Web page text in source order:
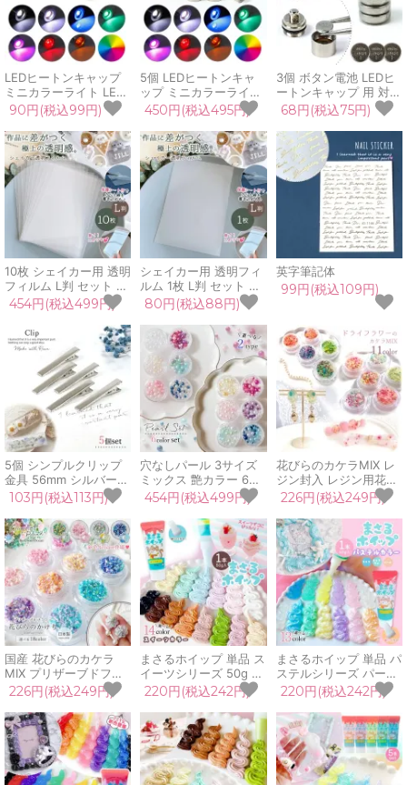
LEDヒートンキャップ
ミニカラーライト LED
ライト 電気 電球 光る
電灯 点灯 イルミネーシ
ョン 推し活 推し色 パ
ーツ UVレジン 手芸 ク
ラフト ハンドメイド
90円(税込99円)
5個 LEDヒートンキャ
ップ ミニカラーライト
LEDライト 電気 電球
光る 電灯 点灯 イルミ
ネーション 推し活 推し
色 パーツ UVレジン ク
ラフト ハンドメイド
450円(税込495円)
3個 ボタン電池 LEDヒ
ートンキャップ 用 対応
UVレジン LEDレジン
手芸 クラフト 資材 材
料 LR621H 364
SR621SW
68円(税込75円)
10枚 シェイカー用 透明
フィルム L判 セット 透
明シート カシャカシャ
専用 上質 保護フィルム
ppシート プラ板 シャ
カシャカ レジン クラフ
ト シール帳 シリコンモ
ールド
454円(税込499円)
シェイカー用 透明フィ
ルム 1枚 L判 セット 透
明シート カシャカシャ
専用 上質 保護フィルム
ppシート プラ板 シャ
カシャカ レジン クラフ
ト シール帳 シリコンモ
ールド
80円(税込88円)
英字筆記体
99円(税込109円)
5個 シンプルクリップ
金具 56mm シルバー
ヘアクリップ制作,ヘア
ピン クリップピン やっ
とこピン 髪留め 髪飾り
デコ土台 金属パーツ レ
ジン 手芸 クラフト レ
フィル
103円(税込113円)
穴なしパール 3サイズ
ミックス 艶カラー 6種
セット ケース入り ノン
ホール カラーパール 穴
無し ビーズ 容器 シェ
イカー シャカシャカ デ
コ UVレジン 手芸 クラ
フト
454円(税込499円)
花びらのカケラMIX レ
ジン封入 レジン用花材
小花 小さい ミックス
本物 押し花 欠片 小分
け 少量 細かい ケース
入り ネイル 封入パーツ
アクセサリー 手芸
226円(税込249円)
国産 花びらのカケラ
MIX プリザーブドフラ
ワー レジン封入素材 封
入パーツ 日本製 花材
本物 欠片 少量
GreenOceanオリジナ
ルブレンド♪
226円(税込249円)
まさるホイップ 単品 ス
イーツシリーズ 50g ホ
イップデコクリーム ク
ラフト ミニチュアスイ
ーツ 推し活 手芸
GreenOceanオリジナ
ル♪
220円(税込242円)
まさるホイップ 単品 パ
ステルシリーズ パール
クリア ラメ入り 50g
ホイップデコクリーム
クラフト 推し活 手芸
GreenOceanオリジナ
ル♪
220円(税込242円)